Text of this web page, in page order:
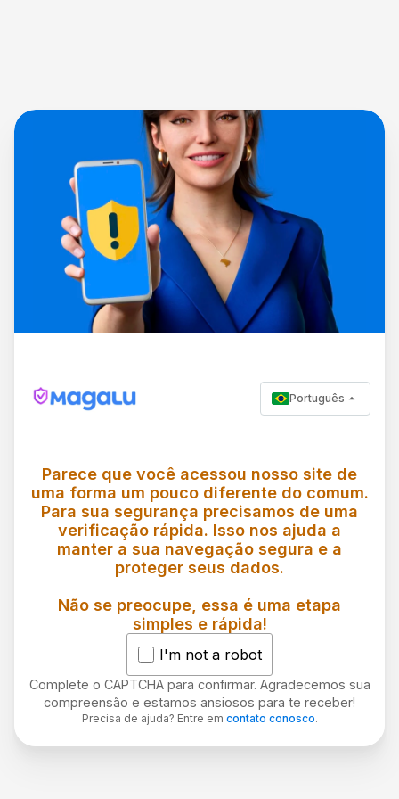
Português
Parece que você acessou nosso site de
uma forma um pouco diferente do comum.
Para sua segurança precisamos de uma
verificação rápida. Isso nos ajuda a
manter a sua navegação segura e a
proteger seus dados.
Não se preocupe, essa é uma etapa
simples e rápida!
I'm not a robot
Complete o CAPTCHA para confirmar. Agradecemos sua
compreensão e estamos ansiosos para te receber!
Precisa de ajuda? Entre em contato conosco.